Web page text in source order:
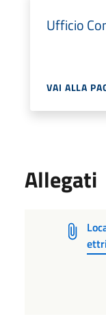
Ufficio
VAI ALLA
Allegati